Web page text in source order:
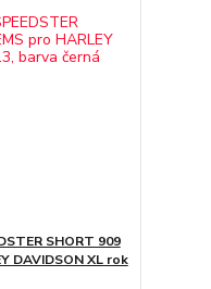
SHORT 909
DAVIDSON XL rok